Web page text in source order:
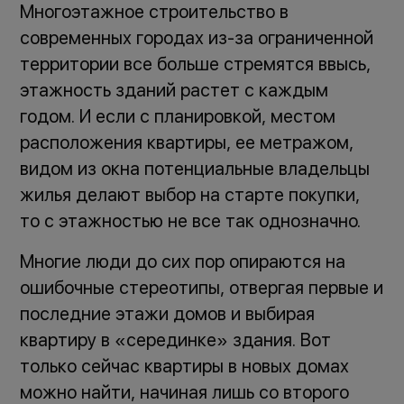
Многоэтажное строительство в
современных городах из-за ограниченной
территории все больше стремятся ввысь,
этажность зданий растет с каждым
годом. И если с планировкой, местом
расположения квартиры, ее метражом,
видом из окна потенциальные владельцы
жилья делают выбор на старте покупки,
то с этажностью не все так однозначно.
Многие люди до сих пор опираются на
ошибочные стереотипы, отвергая первые и
последние этажи домов и выбирая
квартиру в «серединке» здания. Вот
только сейчас квартиры в новых домах
можно найти, начиная лишь со второго